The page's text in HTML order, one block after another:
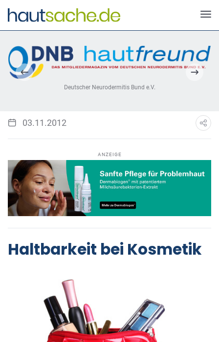
Deutscher Neurodermitis Bund e.V.
03.11.2012
ANZEIGE
Haltbarkeit bei Kosmetik